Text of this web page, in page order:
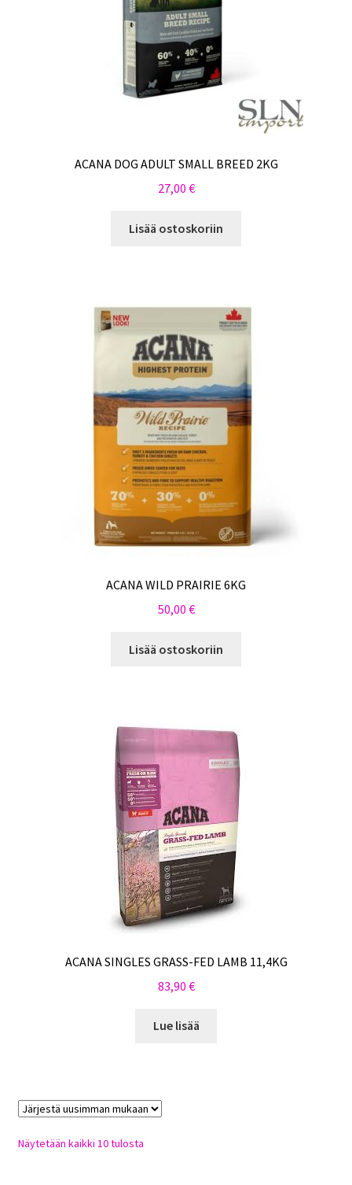
ACANA DOG ADULT SMALL BREED 2KG
27,00 €
Lisää ostoskoriin
ACANA WILD PRAIRIE 6KG
50,00 €
Lisää ostoskoriin
ACANA SINGLES GRASS-FED LAMB 11,4KG
83,90 €
Lue lisää
Näytetään kaikki 10 tulostaSorted